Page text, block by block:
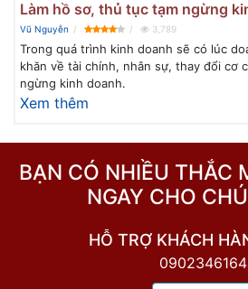
Làm hồ sơ, thủ tục tạm ngừng
Vũ Nguyễn 3,789
Trong quá trình kinh doanh sẽ có lúc
khăn về tài chính, nhân sự, thay đổi cơ
ngừng kinh doanh.
Xem thêm
BẠN CÓ NHIỀU THẮC
NGAY CHO
HỖ TRỢ KHÁCH
0902346164